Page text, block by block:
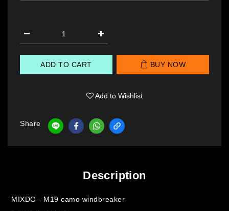
ADD TO CART BUY NOW
Add to Wishlist
Share
Description
MIXDO - M19 camo windbreaker